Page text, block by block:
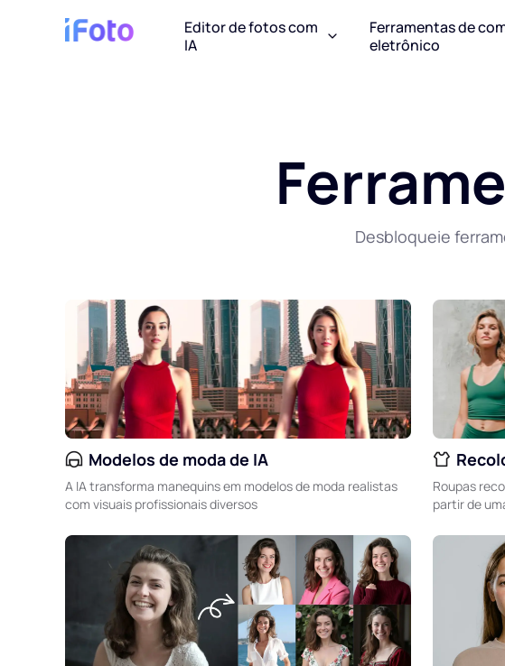
Editor de fotos com
IA
Ferramentas de
eletrônico
Desbloqueie
Modelos de moda de IA
A IA transforma manequins em modelos de moda realistas
com visuais profissionais diversos
Roupas
partir de